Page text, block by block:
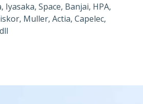
Iyasaka, Space, Banjai, HPA,
Muller, Actia, Capelec,